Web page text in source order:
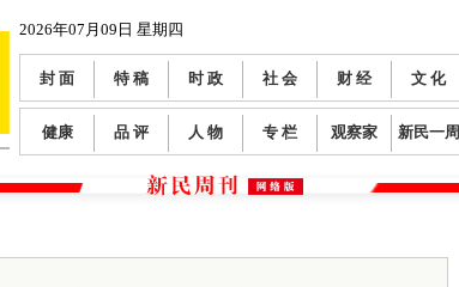
2026年07月09日 星期四
封 面 特 稿 时 政 社 会 财 经 文 化
健康 品 评 人 物 专 栏 观察家 新民一周